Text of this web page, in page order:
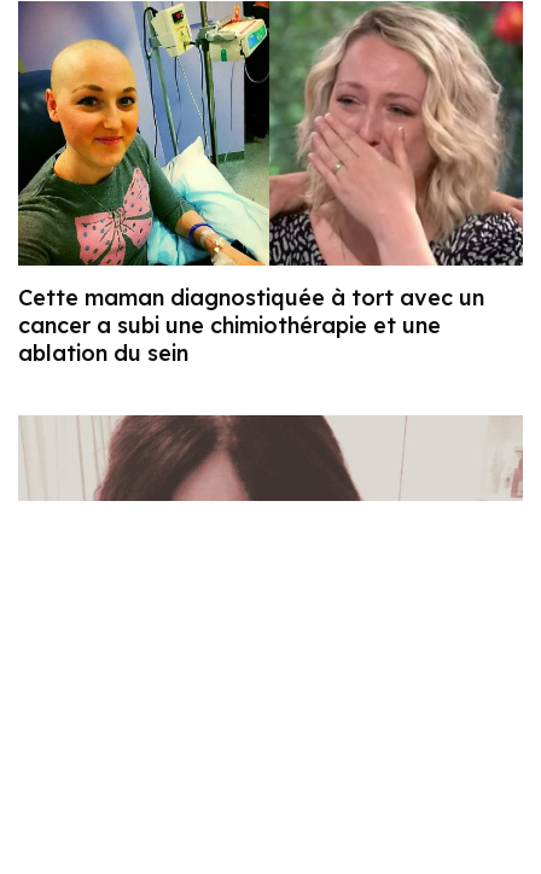
Cette maman diagnostiquée à tort avec un
cancer a subi une chimiothérapie et une
ablation du sein